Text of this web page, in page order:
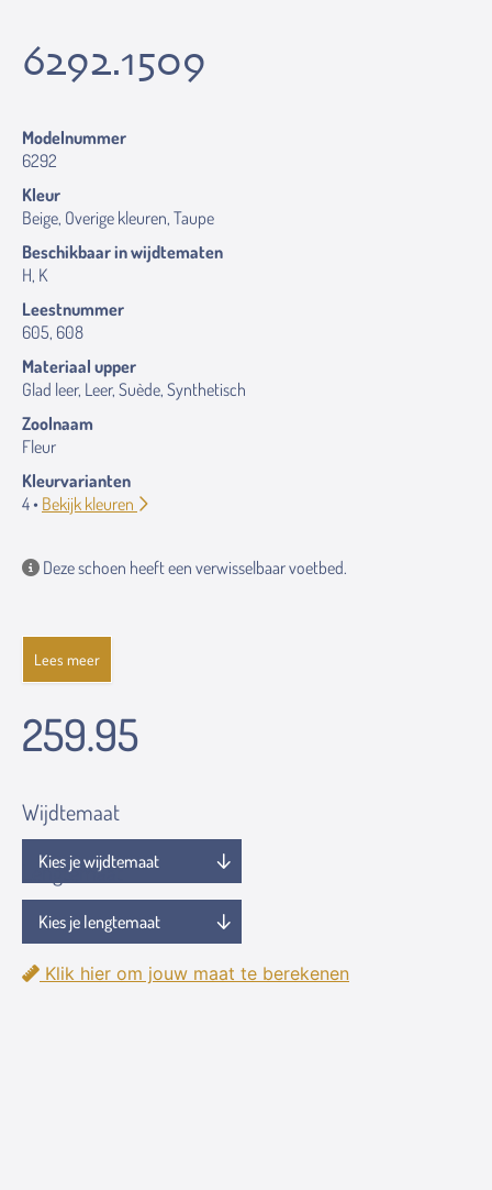
6292.1509
Modelnummer
6292
Kleur
Beige, Overige kleuren, Taupe
Beschikbaar in wijdtematen
H, K
Leestnummer
605, 608
Materiaal upper
Glad leer, Leer, Suède, Synthetisch
Zoolnaam
Fleur
Kleurvarianten
4 • Bekijk kleuren
Deze schoen heeft een verwisselbaar voetbed.
Lees meer
259.95
Wijdtemaat
Lengtemaat
Klik hier om jouw maat te berekenen